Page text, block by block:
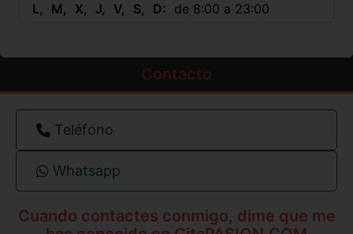
L M X J V S D de 8:00 a 23:00
Contacto
Teléfono
Whatsapp
Cuando contactes conmigo, dime que me